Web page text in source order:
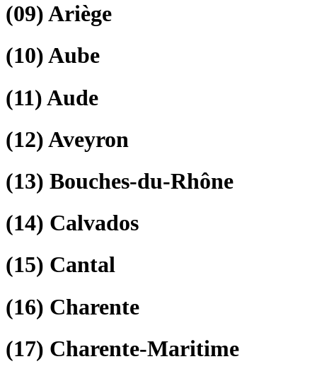
(09)Ariège
(10)Aube
(11)Aude
(12)Aveyron
(13) Bouches-du-Rhône
(14) Calvados
(15) Cantal
(16) Charente
(17) Charente-Maritime